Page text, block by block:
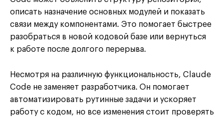
описать назначение основных модулей и показать
связи между компонентами. Это помогает быстрее
разобраться в новой кодовой базе или вернуться
к работе после долгого перерыва.
Несмотря на различную функциональность, Claude
Code не заменяет разработчика. Он помогает
автоматизировать рутинные задачи и ускоряет
работу с кодом, но все изменения стоит проверять